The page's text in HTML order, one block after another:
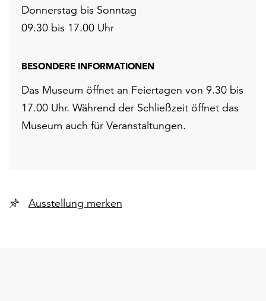
Donnerstag bis Sonntag
09.30 bis 17.00 Uhr
BESONDERE INFORMATIONEN
Das Museum öffnet an Feiertagen von 9.30 bis
17.00 Uhr. Während der Schließzeit öffnet das
Museum auch für Veranstaltungen.
Ausstellung merken